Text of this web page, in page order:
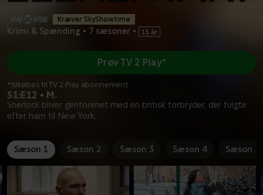
Kræver SkyShowtime
Krimi & Spænding • 7 sæsoner •
S1:E12 • M.
Sherlock bliver genforenet med en britisk forbryder, der fulgte
efter ham til New York.
Prøv TV 2 Play*
*tilkøbes til TV 2 Play abonnement
Sæson 1 Sæson 2 Sæson 3 Sæson 4 Sæson 5